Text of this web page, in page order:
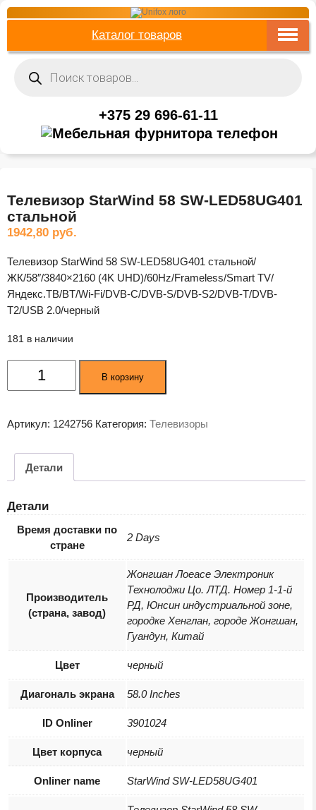
Каталог товаров
товаров
+375 29 696-61-11
Телевизор StarWind 58 SW-LED58UG401
стальной
1942,80 руб.
Телевизор StarWind 58 SW-LED58UG401 стальной/
ЖК/58″/3840×2160 (4K UHD)/60Hz/Frameless/Smart TV/
Яндекс.ТВ/BT/Wi-Fi/DVB-C/DVB-S/DVB-S2/DVB-T/DVB-
T2/USB 2.0/черный
181 в наличии
Количество
товара
58
LED58UG401
стальной
В корзину
Артикул: 1242756 Категория: Телевизоры
Детали
Детали
Время доставки по
стране
2 Days
Производитель
(страна, завод)
Жонгшан Лоеасе Электроник
Технолоджи Цо. ЛТД. Номер 1-1-й
РД, Юнсин индустриальной зоне,
городке Хенглан, городе Жонгшан,
Гуандун, Китай
Цвет черный
Диагональ экрана 58.0 Inches
ID Onliner 3901024
Цвет корпуса черный
Onliner name StarWind SW-LED58UG401